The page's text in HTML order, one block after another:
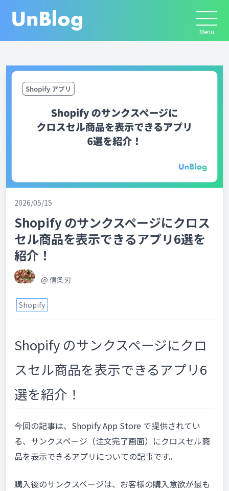
2026/05/15
Shopify のサンクスページにクロス
セル商品を表示できるアプリ6選を
紹介！
@ 信条刃
Shopify
Shopify のサンクスページにクロ
スセル商品を表示できるアプリ6
選を紹介！
今回の記事は、Shopify App Store で提供されてい
る、サンクスページ（注文完了画面）にクロスセル商
品を表示できるアプリについての記事です。
購入後のサンクスページは、お客様の購入意欲が最も